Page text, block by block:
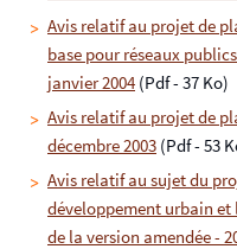
Avis relatif au projet de
base pour réseaux
janvier 2004 (Pdf - 37 Ko)
Avis relatif au projet de
décembre 2003 (Pdf - 53
Avis relatif au sujet du
développement urbain
de la version amendée -